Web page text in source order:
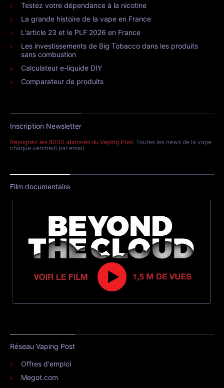
Testez votre dépendance à la nicotine
La grande histoire de la vape en France
L'article 23 et le PLF 2026 en France
Les investissements de Big Tobacco dans les produits
sans combustion
Calculateur e-liquide DIY
Comparateur de produits
Inscription Newsletter
Rejoignez les 8000 abonnés du Vaping Post. Toutes les news de la vape
chaque vendredi par email.
Film documentaire
Réseau Vaping Post
Offres d'emploi
Megot.com